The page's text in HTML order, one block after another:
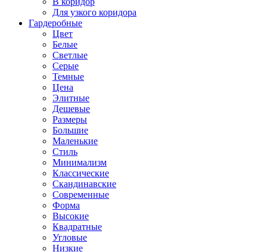
Для узкого коридора
Гардеробные
Цвет
Белые
Светлые
Серые
Темные
Цена
Элитные
Дешевые
Размеры
Большие
Маленькие
Стиль
Минимализм
Классические
Скандинавские
Современные
Форма
Высокие
Квадратные
Угловые
Низкие